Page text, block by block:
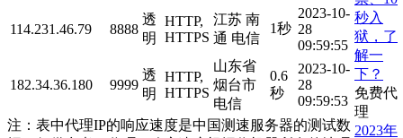
114.231.46.79 8888
透
明
HTTP,
HTTPS
江苏 南
通 电信
1秒
2023-10-
28
09:59:55
182.34.36.180 9999
透
明
HTTP,
HTTPS
山东省
烟台市
电信
0.6
秒
2023-10-
28
09:59:53
注：表中代理IP的响应速度是中国测速服务器的测试数
秒入
狱，了
解一
下？
免费代
理
2023年